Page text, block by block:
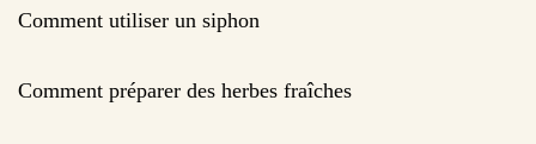
Comment utiliser un siphon
Comment préparer des herbes fraîches